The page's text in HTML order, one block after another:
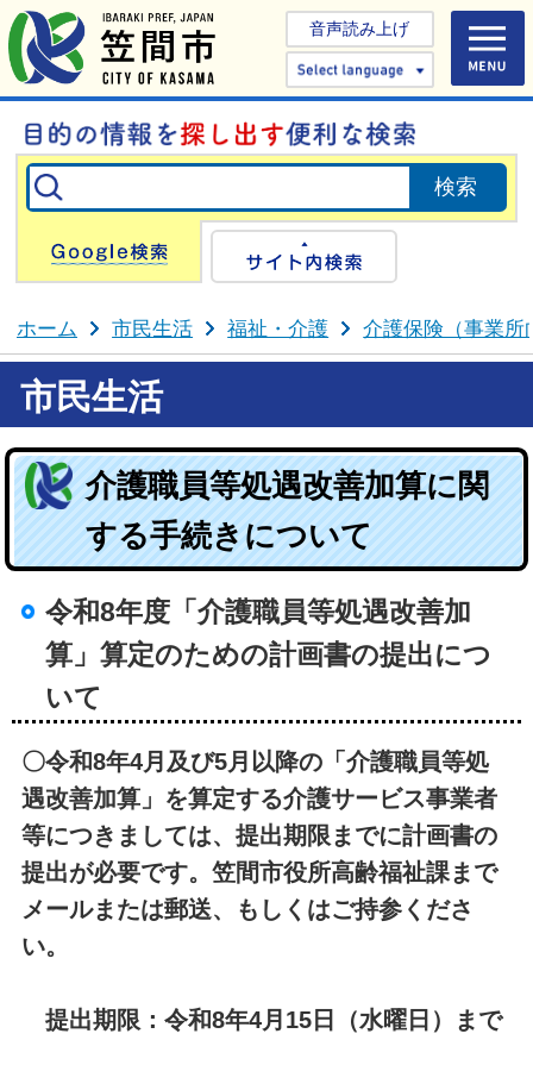
音声読み上げ
Select
Google検索
ホーム 市民生活 福祉・介護 介護保険（事業所
市民生活
介護職員等処遇改善加算に関
する手続きについて
令和8年度「介護職員等処遇改善加
算」算定のための計画書の提出につ
いて
〇令和8年4月及び5月以降の「介護職員等処
遇改善加算」を算定する介護サービス事業者
等につきましては、提出期限までに計画書の
提出が必要です。笠間市役所高齢福祉課まで
メールまたは郵送、もしくはご持参くださ
い。
提出期限：令和8年4月15日（水曜日）まで